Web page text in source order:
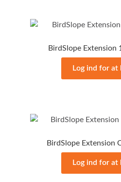
BirdSlope Extension
Log ind for at
BirdSlope Extension
Log ind for at